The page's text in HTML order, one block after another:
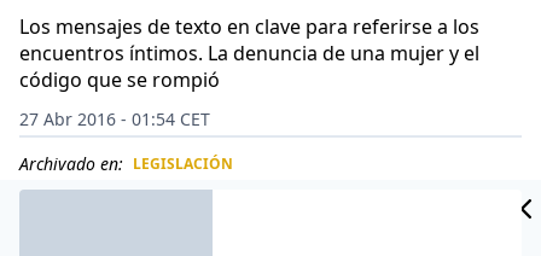
Los mensajes de texto en clave para referirse a los
encuentros íntimos. La denuncia de una mujer y el
código que se rompió
27 Abr 2016 - 01:54 CET
Archivado en: LEGISLACIÓN